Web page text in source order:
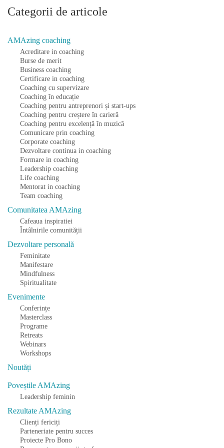
Categorii de articole
AMAzing coaching
Acreditare in coaching
Burse de merit
Business coaching
Certificare in coaching
Coaching cu supervizare
Coaching în educație
Coaching pentru antreprenori și start-ups
Coaching pentru creștere în carieră
Coaching pentru excelență în muzică
Comunicare prin coaching
Corporate coaching
Dezvoltare continua in coaching
Formare in coaching
Leadership coaching
Life coaching
Mentorat in coaching
Team coaching
Comunitatea AMAzing
Cafeaua inspiratiei
Întâlnirile comunității
Dezvoltare personală
Feminitate
Manifestare
Mindfulness
Spiritualitate
Evenimente
Conferințe
Masterclass
Programe
Retreats
Webinars
Workshops
Noutăți
Poveștile AMAzing
Leadership feminin
Rezultate AMAzing
Clienți fericiți
Parteneriate pentru succes
Proiecte Pro Bono